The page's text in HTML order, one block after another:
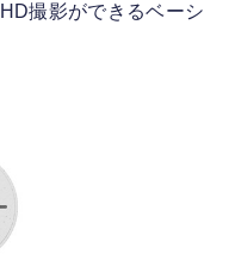
撮影ができるベーシ